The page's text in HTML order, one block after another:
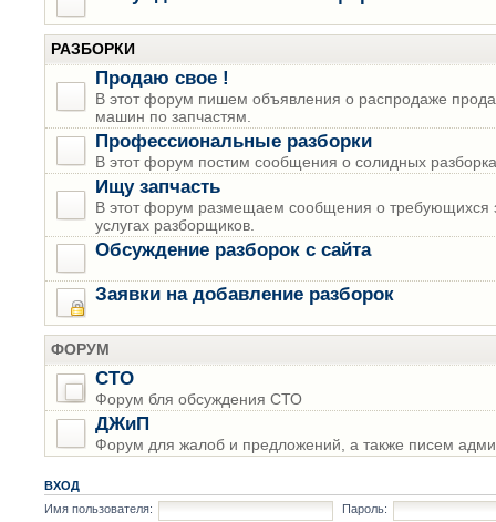
РАЗБОРКИ
Продаю свое !
В этот форум пишем объявления о распродаже
машин по запчастям.
Профессиональные разборки
В этот форум постим сообщения о солидных
Ищу запчасть
В этот форум размещаем сообщения о требующихся
услугах разборщиков.
Обсуждение разборок с сайта
Заявки на добавление разборок
ФОРУМ
СТО
Форум бля обсуждения СТО
ДЖиП
Форум для жалоб и предложений, а также писем
ВХОД
Имя пользователя:
Пароль: